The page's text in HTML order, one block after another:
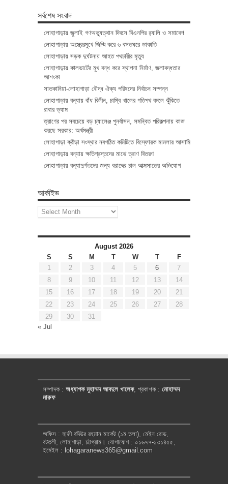
সর্বশেষ সংবাদ
লোহাগাড়ায় জুলাই গণঅভ্যুত্থান দিবসে বিএনপির র‌্যালি ও সমাবেশ
লোহাগাড়ায় অস্ত্রেরমুখে জিম্মি করে ৬ বসতঘরে ডাকাতি
লোহাগাড়ায় সড়ক দুর্ঘটনায় আহত পথচারীর মৃত্যু
লোহাগাড়ায় কালভার্টের মুখ বন্ধ করে স্থাপনা নির্মাণ, জলাবদ্ধতার
আশংকা
সাতকানিয়া-লোহাগাড়া বৌদ্ধ ঐক্য পরিষদের নির্বাচন সম্পন্ন
লোহাগাড়ায় বন্যায় বাঁধ বিলীন, চাম্বি খালের গতিপথ বদলে ঝুঁকিতে
রাবার ড্যাম
ত্রাণের পর সবচেয়ে বড় চ্যালেঞ্জ পুনর্বাসন, সমন্বিত পরিকল্পনায় কাজ
করছে সরকার: অর্থমন্ত্রী
লোহাগাড়া ক্রীড়া সংস্থার নবগঠিত কমিটিতে বিস্ফোরক মামলার আসামি
লোহাগাড়ায় বন্যায় ক্ষতিগ্রস্তদের মাঝে ত্রাণ বিতরণ
লোহাগাড়ায় বন্যাদুর্গতদের জন্য বরাদ্দের চাল আত্মসাতের অভিযোগ
আর্কাইভ
আর্কাইভ
August 2026
S
S M T W T
F
1
2 3 4 5 6
7
8
9 10 11 12 13
14
15
16 17 18 19 20
21
22
23 24 25 26 27
28
29
30
31
« Jul
সম্পাদক : অধ্যাপক মুহাম্মদ আবদুল খালেক, প্রকাশক : মোহাম্মদ
মারুফ
অফিস : হাজী বদিউর রহমান মার্কেট (১ম তলা), মেইন রোড,
বটতলী, লোহাগাড়া, চট্টগ্রাম। যোগাযোগ : ০১৬৭৭-১৩১৪৫৫,
ইমেইল : lohagaranews365@gmail.com